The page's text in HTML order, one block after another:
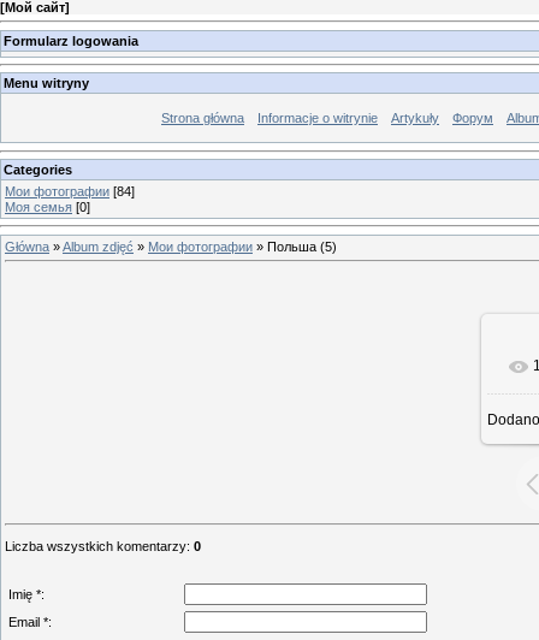
[Мой сайт]
Formularz logowania
Menu witryny
Strona główna Informacje o witrynie Artykuły Форум
Categories
Мои фотографии [84]
Моя семья [0]
Główna »Album zdjęć » Мои фотографии » Польша (5)
Dodano
Liczba wszystkich komentarzy: 0
Imię *:
Email *: